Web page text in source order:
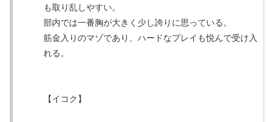
も取り乱しやすい。
部内では一番胸が大きく少し誇りに思っている。
筋金入りのマゾであり、ハードなプレイも悦んで受け入
れる。
【イコク】